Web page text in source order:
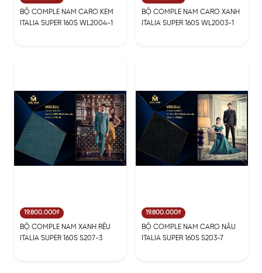
BỘ COMPLE NAM CARO KEM
ITALIA SUPER 160S WL2004-1
BỘ COMPLE NAM CARO XANH
ITALIA SUPER 160S WL2003-1
19.800.000₫
BỘ COMPLE NAM XANH RÊU
ITALIA SUPER 160S S207-3
19.800.000₫
BỘ COMPLE NAM CARO NÂU
ITALIA SUPER 160S S203-7